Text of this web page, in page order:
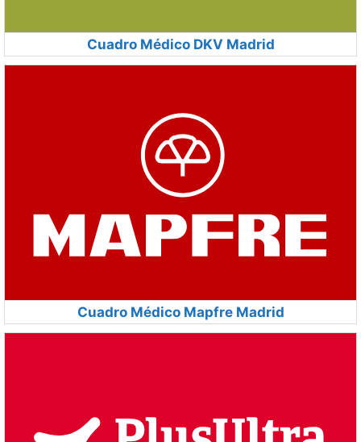
Cuadro Médico DKV Madrid
Cuadro Médico Mapfre Madrid